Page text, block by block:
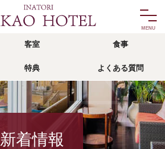
館内施設
facility
特典
privilege
客室 食事
特典 よくある質問
新着情報